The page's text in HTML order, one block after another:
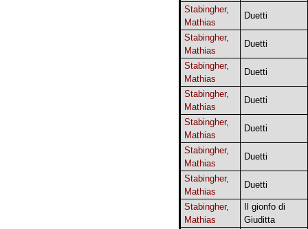
Stabingher,
Mathias
Duetti
Stabingher,
Mathias
Duetti
Stabingher,
Mathias
Duetti
Stabingher,
Mathias
Duetti
Stabingher,
Mathias
Duetti
Stabingher,
Mathias
Duetti
Stabingher,
Mathias
Duetti
Stabingher,
Mathias
Il gionfo di
Giuditta